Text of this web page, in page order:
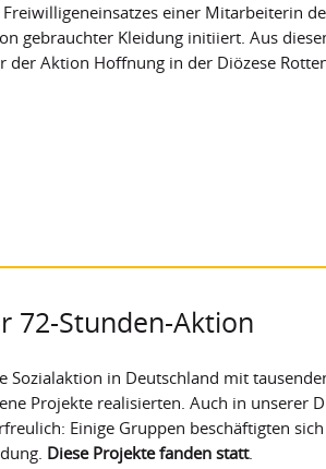
einer Mitarbeiterin
gebrauchter Kleidung initiiert. Aus
der Aktion Hoffnung in der Diözese
72-Stunden-Aktion
Sozialaktion in Deutschland mit
Projekte realisierten. Auch in unserer
Einige Gruppen beschäftigten
Diese Projekte fanden statt.